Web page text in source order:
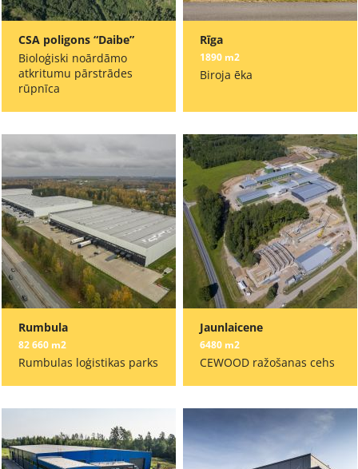
CSA poligons “Daibe”
Bioloģiski noārdāmo
atkritumu pārstrādes
rūpnīca
Rīga
1890 m2
Biroja ēka
Rumbula
82 660 m2
Rumbulas loģistikas parks
Jaunlaicene
6480 m2
CEWOOD ražošanas cehs